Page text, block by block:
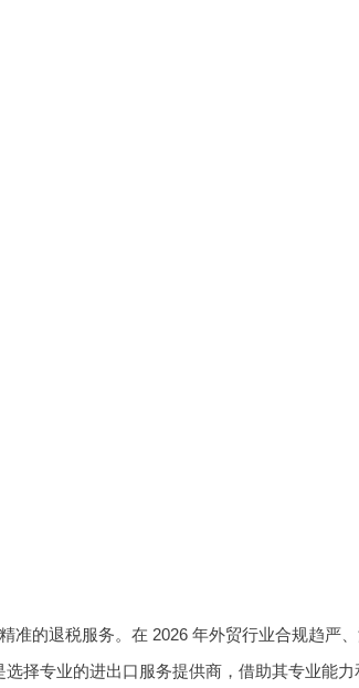
准的退税服务。在 2026 年外贸行业合规趋严
择专业的进出口服务提供商，借助其专业能力